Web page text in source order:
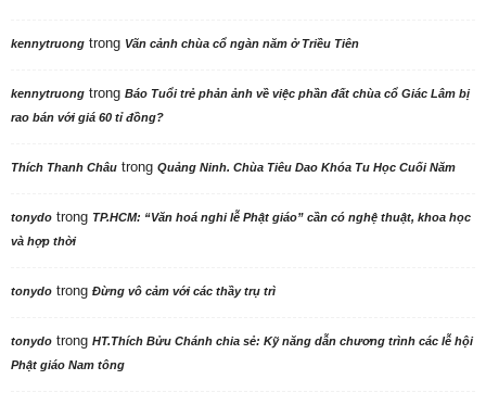
kennytruong trong Vãn cảnh chùa cổ ngàn năm ở Triều Tiên
kennytruong trong Báo Tuổi trẻ phản ảnh về việc phần đất chùa cổ Giác Lâm bị
rao bán với giá 60 tỉ đồng?
Thích Thanh Châu trong Quảng Ninh. Chùa Tiêu Dao Khóa Tu Học Cuối Năm
tonydo trong TP.HCM: “Văn hoá nghi lễ Phật giáo” cần có nghệ thuật, khoa học
và hợp thời
tonydo trong Đừng vô cảm với các thầy trụ trì
tonydo trong HT.Thích Bửu Chánh chia sẻ: Kỹ năng dẫn chương trình các lễ hội
Phật giáo Nam tông